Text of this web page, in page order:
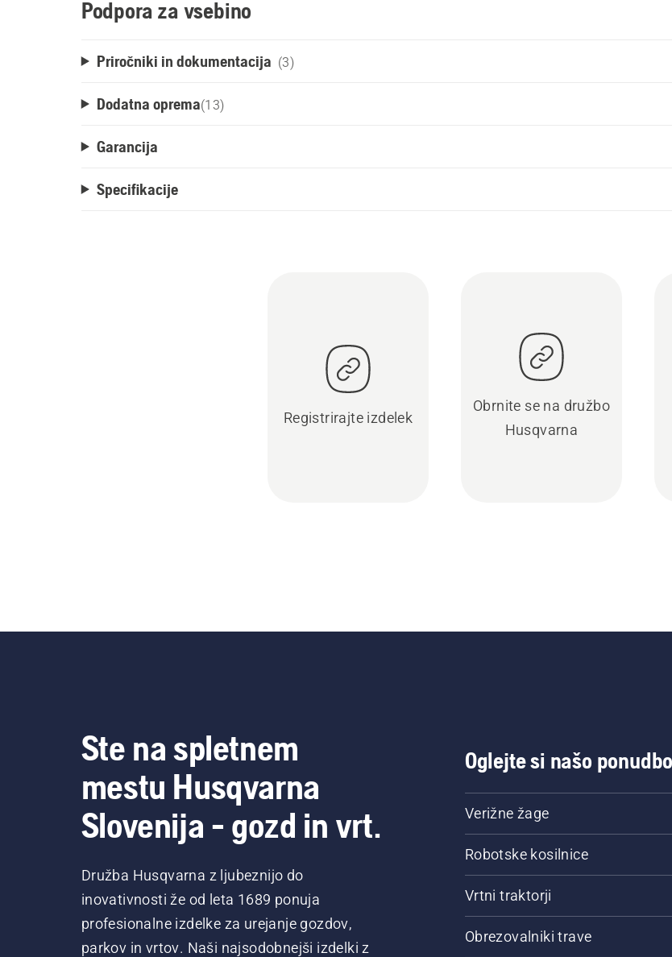
Podpora za vsebino
Priročniki in dokumentacija (3)
Dodatna oprema(13)
Garancija
Specifikacije
Registrirajte izdelek
Obrnite se na družbo
Husqvarna
Ste na spletnem
mestu Husqvarna
Slovenija - gozd in vrt.
Družba Husqvarna z ljubeznijo do
inovativnosti že od leta 1689 ponuja
profesionalne izdelke za urejanje gozdov,
parkov in vrtov. Naši najsodobnejši izdelki z
Oglejte si našo ponudbo
Verižne žage
Robotske kosilnice
Vrtni traktorji
Obrezovalniki trave